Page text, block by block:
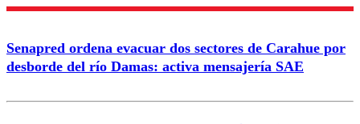
Senapred ordena evacuar dos sectores de Carahue por
desborde del río Damas: activa mensajería SAE